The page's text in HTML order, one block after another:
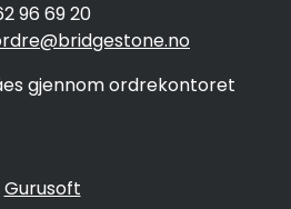
96 69 20
gjennom ordrekontoret
Gurusoft